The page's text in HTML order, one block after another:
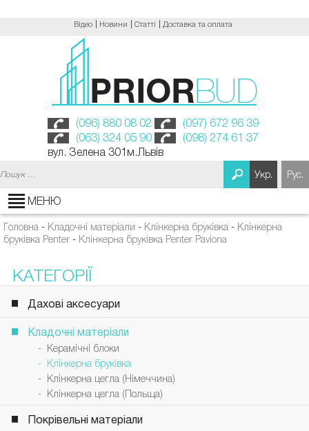
Відео Новини Статті Доставка та оплата
(096) 880 08 02
(097) 672 96 39
(063) 324 05 90
(098) 274 61 37
вул. Зелена 301м.Львів
Укр. Рус.
МЕНЮ
Головна - Кладочні матеріали - Клінкерна бруківка - Клінкерна
бруківка Penter - Клінкерна бруківка Penter Paviona
КАТЕГОРІЇ
Дахові аксесуари
Кладочні матеріали
- Керамічні блоки
- Клінкерна бруківка
- Клінкерна цегла (Німеччина)
- Клінкерна цегла (Польща)
Покрівельні матеріали